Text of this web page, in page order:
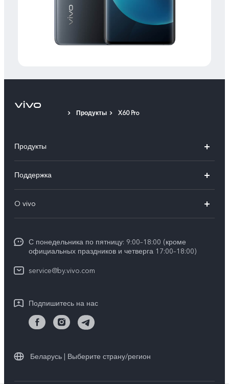
Продукты X60 Pro
Продукты
V30 5G
V30 Lite
Y17s
Y18
Поддержка
Сервисный центр
Funtouch OS
IMEI аутентификация
Инструкции по гарантии vivo
O vivo
Карьера в vivo
Юридическая информация
Центр конфиденциальности vivo
Стабильность
С понедельника по пятницу: 9:00–18:00 (кроме
официальных праздников и четверга 17:00–18:00)
service@by.vivo.com
Подпишитесь на нас
Беларусь | Выберите страну/регион